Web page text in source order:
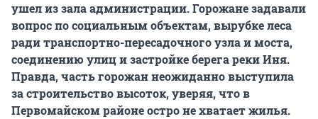
ушел из зала администрации. Горожане задавали
вопрос по социальным объектам, вырубке леса
ради транспортно-пересадочного узла и моста,
соединению улиц и застройке берега реки Иня.
Правда, часть горожан неожиданно выступила
за строительство высоток, уверяя, что в
Первомайском районе остро не хватает жилья.